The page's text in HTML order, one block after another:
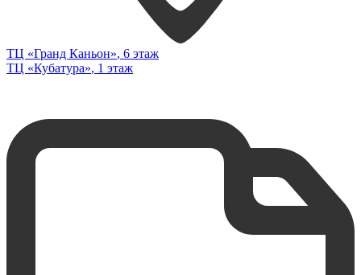
ТЦ «Гранд Каньон», 6 этаж
ТЦ «Кубатура», 1 этаж